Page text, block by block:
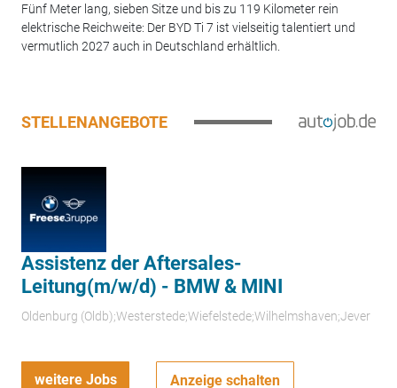
Fünf Meter lang, sieben Sitze und bis zu 119 Kilometer rein
elektrische Reichweite: Der BYD Ti 7 ist vielseitig talentiert und
vermutlich 2027 auch in Deutschland erhältlich.
STELLENANGEBOTE
Assistenz der Aftersales-
Leitung(m/w/d) - BMW & MINI
Oldenburg (Oldb);Westerstede;Wiefelstede;Wilhelmshaven;Jever
weitere Jobs Anzeige schalten